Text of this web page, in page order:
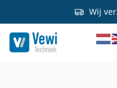
Wij